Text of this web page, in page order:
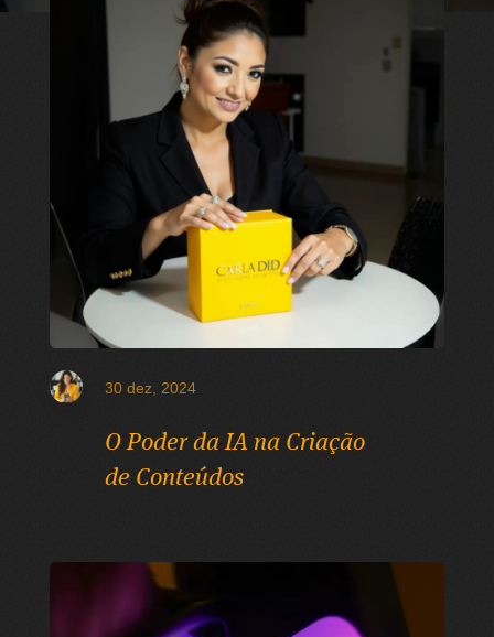
30 dez, 2024
O Poder da IA na Criação
de Conteúdos